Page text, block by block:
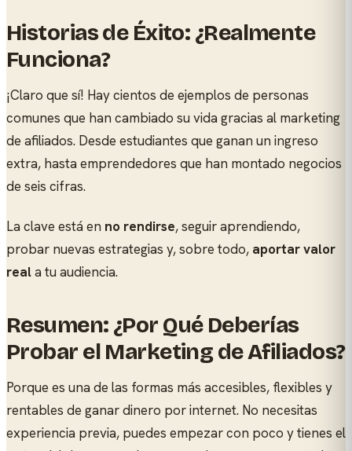
Historias de Éxito: ¿Realmente
Funciona?
¡Claro que sí! Hay cientos de ejemplos de personas
comunes que han cambiado su vida gracias al marketing
de afiliados. Desde estudiantes que ganan un ingreso
extra, hasta emprendedores que han montado negocios
de seis cifras.
La clave está en no rendirse, seguir aprendiendo,
probar nuevas estrategias y, sobre todo, aportar valor
reala tu audiencia.
Resumen: ¿Por Qué Deberías
Probar el Marketing de Afiliados?
Porque es una de las formas más accesibles, flexibles y
rentables de ganar dinero por internet. No necesitas
experiencia previa, puedes empezar con poco y tienes el